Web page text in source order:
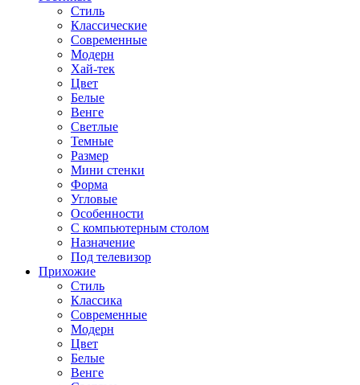
Стиль
Классические
Современные
Модерн
Хай-тек
Цвет
Белые
Венге
Светлые
Темные
Размер
Мини стенки
Форма
Угловые
Особенности
С компьютерным столом
Назначение
Под телевизор
Прихожие
Стиль
Классика
Современные
Модерн
Цвет
Белые
Венге